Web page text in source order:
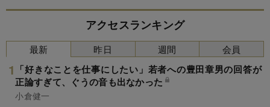
アクセスランキング
最新
「好きなことを仕事にしたい」若者への豊田章男の回答が
正論すぎて、ぐうの音も出なかった
小倉健一
昨日 週間 会員